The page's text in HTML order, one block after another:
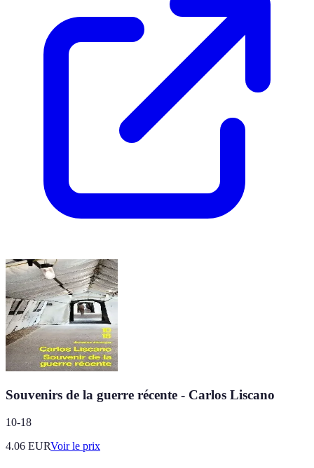
Souvenirs de la guerre récente - Carlos Liscano
10-18
4.06 EURVoir le prix